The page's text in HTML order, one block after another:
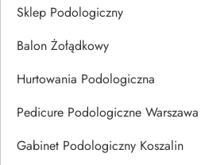
Sklep Podologiczny
Balon Żołądkowy
Hurtowania Podologiczna
Pedicure Podologiczne Warszawa
Gabinet Podologiczny Koszalin